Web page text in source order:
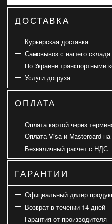
ДОСТАВКА
Курьерская доставка
Самовывоз с нашего склада
По Украине транспортными
Услуги догруза
ОПЛАТА
Оплата картой через
Оплата Visa и Mastercard на
Безналичный расчет с НДС
ГАРАНТИИ
Официальный дилер
Возврат в течении 14 дней
Гарантия от производителя